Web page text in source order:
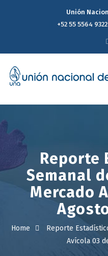
Unión
+52 55 5564 9322
Reporte
Semanal
Mercado
Home
Reporte
Avícola 03